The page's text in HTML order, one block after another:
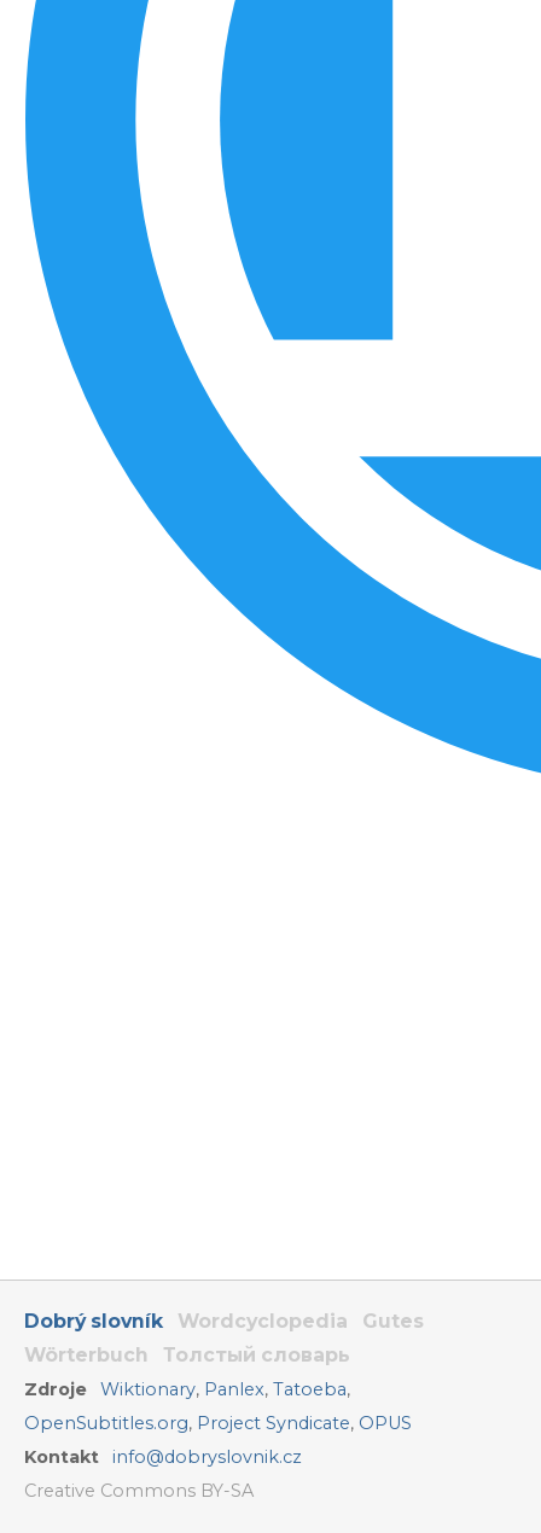
Dobrý slovník Wordcyclopedia
Gutes
Wörterbuch
Толстый словарь
Zdroje Wiktionary, Panlex,Tatoeba,
OpenSubtitles.org, Project Syndicate, OPUS
Kontakt
info@dobryslovnik.cz
Creative Commons BY-SA